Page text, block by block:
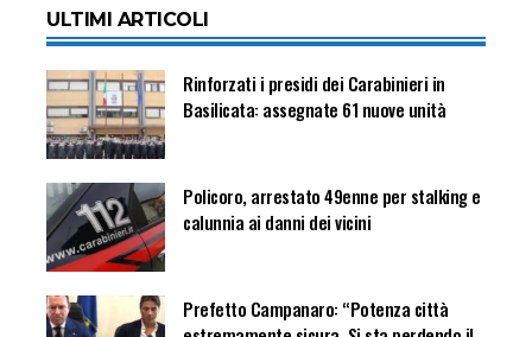
ULTIMI ARTICOLI
Rinforzati i presidi dei Carabinieri in
Basilicata: assegnate 61 nuove unità
Policoro, arrestato 49enne per stalking e
calunnia ai danni dei vicini
Prefetto Campanaro: “Potenza città